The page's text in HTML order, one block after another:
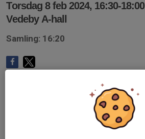
Torsdag 8 feb 2024, 16:30-18:00
Vedeby A-hall
Samling: 16:20